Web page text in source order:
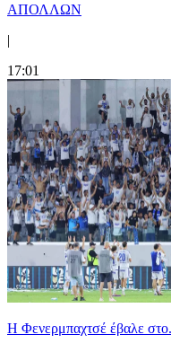
ΑΠΟΛΛΩΝ
|
17:01
Η Φενερμπαχτσέ έβαλε